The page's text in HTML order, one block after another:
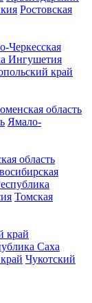
Ростовская
Черкесская
Ингушетия
край
область
Ямало-
область
Томская
край
Саха
Чукотский